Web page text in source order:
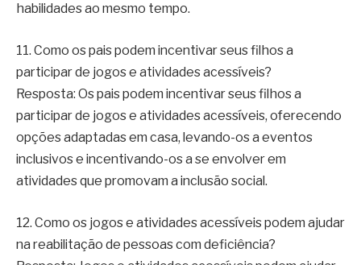
habilidades ao mesmo tempo.
11. Como os pais podem incentivar seus filhos a
participar de jogos e atividades acessíveis?
Resposta: Os pais podem incentivar seus filhos a
participar de jogos e atividades acessíveis, oferecendo
opções adaptadas em casa, levando-os a eventos
inclusivos e incentivando-os a se envolver em
atividades que promovam a inclusão social.
12. Como os jogos e atividades acessíveis podem ajudar
na reabilitação de pessoas com deficiência?